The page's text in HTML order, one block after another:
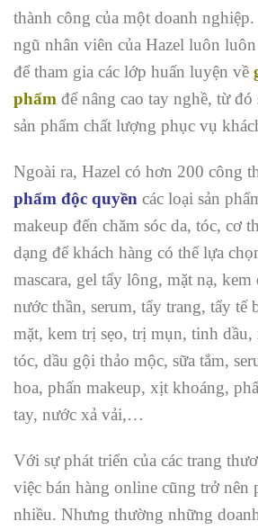
thành công của một doanh
ngũ nhân viên của Hazel luôn
để tham gia các lớp huấn luyện về
phẩm để nâng cao tay nghề, từ đó
sản phẩm chất lượng phục vụ
Ngoài ra, Hazel có hơn 200 công
phẩm độc quyền các loại sản
makeup đến chăm sóc da, tóc, cơ
dạng để khách hàng có thể lựa
mascara, gel tẩy lông, mặt nạ,
nước thần, serum, tẩy trang, tẩy tế
mặt, kem trị sẹo, trị mụn, tinh dầu,
tóc, dầu gội thảo mộc, sữa tắm,
hoa, phấn makeup, xịt khoáng,
tay, nước xả vải,…
Với sự phát triển của các trang
việc bán hàng online cũng trở nên
nhiều. Nhưng thường những